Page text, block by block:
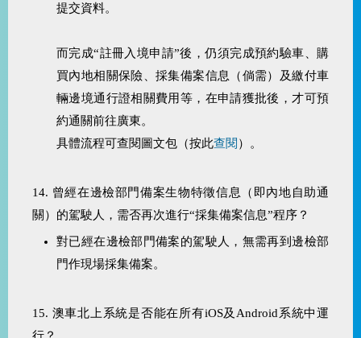
提交資料。
而完成“註冊入境申請”後，仍須完成預約驗車、購
買內地相關保險、採集備案信息（倘需）及繳付車
輛邊境通行證相關費用等，在申請獲批後，才可預
約通關前往廣東。
具體流程可查閱圖文包（按此查閱 ）。
14. 曾經在邊檢部門備案生物特徵信息（即內地自助通
關）的駕駛人，需否再次進行“採集備案信息”程序？
對已經在邊檢部門備案的駕駛人，無需再到邊檢部
門作現場採集備案。
15. 澳車北上系統是否能在所有iOS及Android系統中運